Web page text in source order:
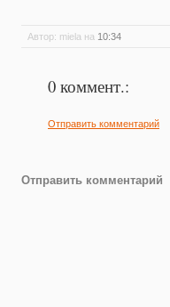
Автор: miela на 10:34
0 коммент.:
Отправить комментарий
Отправить комментарий